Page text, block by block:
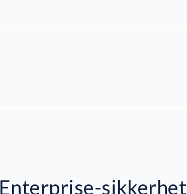
Enterprise-sikkerhet